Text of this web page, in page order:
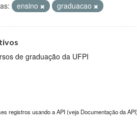
ensino graduacao
de graduação da UFPI
registros usando aAPI(veja Documentação da API